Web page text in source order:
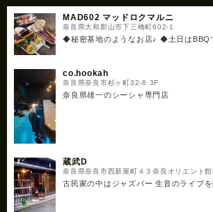
MAD602 マッドロクマルニ
奈良県大和郡山市下三橋町602-1
◆秘密基地のようなお店♪ ◆土日はBBQ
co.hookah
奈良県奈良市杉ヶ町32-8 3F
奈良県雄一のシーシャ専門店
蔵武D
奈良県奈良市西新屋町４３奈良オリエント館
古民家の中はジャズバー 生音のライブ